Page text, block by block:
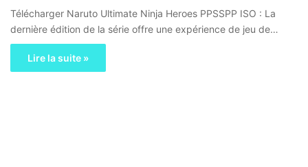
Télécharger Naruto Ultimate Ninja Heroes PPSSPP ISO : La
dernière édition de la série offre une expérience de jeu de…
Lire la suite »